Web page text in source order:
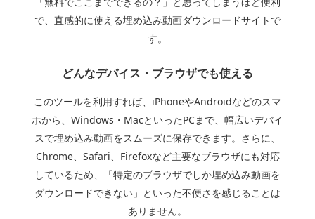
で、直感的に使える埋め込み動画ダウンロードサイトで
す。
どんなデバイス・ブラウザでも使える
このツールを利用すれば、iPhoneやAndroidなどのスマ
ホから、Windows・MacといったPCまで、幅広いデバイ
スで埋め込み動画をスムーズに保存できます。さらに、
Chrome、Safari、Firefoxなど主要なブラウザにも対応
しているため、「特定のブラウザでしか埋め込み動画を
ダウンロードできない」といった不便さを感じることは
ありません。